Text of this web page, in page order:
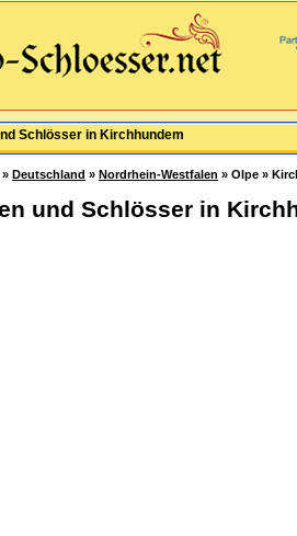
Schlösser in Kirchhundem
» Deutschland » Nordrhein-Westfalen » Olpe »
und Schlösser in